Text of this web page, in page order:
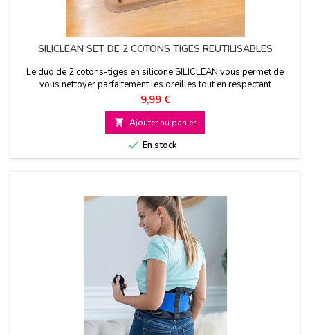
SILICLEAN SET DE 2 COTONS TIGES REUTILISABLES
Le duo de 2 cotons-tiges en silicone SILICLEAN vous permet de
vous nettoyer parfaitement les oreilles tout en respectant
l'environnement car ils sont réutilisables à l’infini
Prix
9,99 €
 Ajouter au panier
 En stock